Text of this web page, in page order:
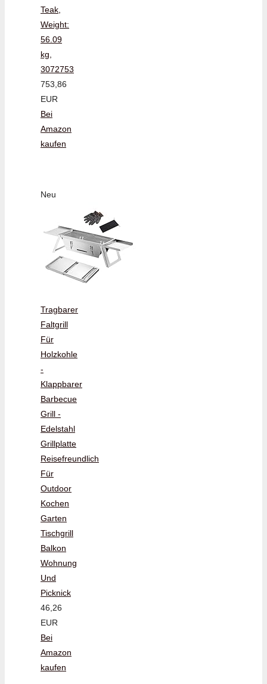
Teak,
Weight:
56.09
kg,
3072753
753,86
EUR
Bei
Amazon
kaufen
Neu
Tragbarer
Faltgrill
Für
Holzkohle
-
Klappbarer
Barbecue
Grill -
Edelstahl
Grillplatte
Reisefreundlich
Für
Outdoor
Kochen
Garten
Tischgrill
Balkon
Wohnung
Und
Picknick
46,26
EUR
Bei
Amazon
kaufen